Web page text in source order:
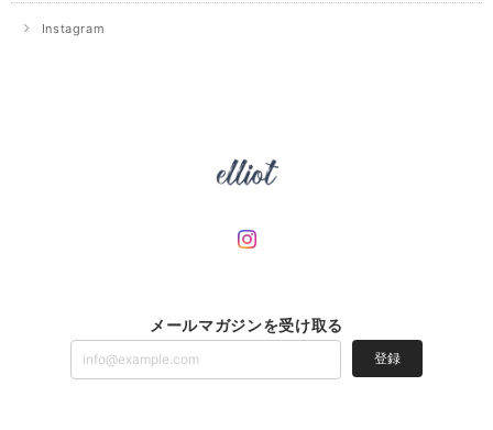
Instagram
メールマガジンを受け取る
登録